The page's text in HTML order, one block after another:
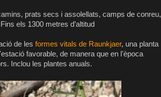
prats secs i assolellats, camps de conreu,
els 1300 metres d’altitud
de les formes vitals de Raunkjaer, una planta
favorable, de manera que en l'època
Inclou les plantes anuals.